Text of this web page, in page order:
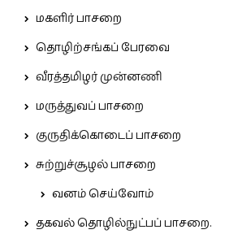
மகளிர் பாசறை
தொழிற்சங்கப் பேரவை
வீரத்தமிழர் முன்னணி
மருத்துவப் பாசறை
குருதிக்கொடைப் பாசறை
சுற்றுச்சூழல் பாசறை
வனம் செய்வோம்
தகவல் தொழில்நுட்பப் பாசறை.